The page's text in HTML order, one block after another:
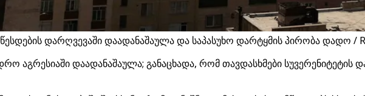
დარღვევაში დაადანაშაულა და საპასუხო დარტყმის პირობა დადო /
აგრესიაში დაადანაშაულა; განაცხადა, რომ თავდასხმები სუვერენიტეტის